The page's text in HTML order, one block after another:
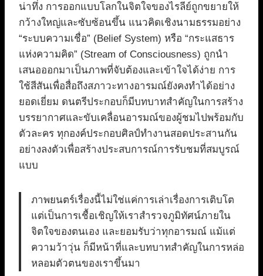
น่าทึ่ง การออกแบบโลกในจิตใจของไรลีย์ถูกขยายให้
กว้างใหญ่และซับซ้อนขึ้น แนวคิดเชิงนามธรรมอย่าง
“ระบบความเชื่อ” (Belief System) หรือ “กระแสธาร
แห่งความคิด” (Stream of Consciousness) ถูกนำ
เสนอออกมาเป็นภาพที่จับต้องและเข้าใจได้ง่าย การ
ใช้สีสันเพื่อสื่อถึงสภาวะทางอารมณ์ยังคงทำได้อย่าง
ยอดเยี่ยม ดนตรีประกอบก็มีบทบาทสำคัญในการสร้าง
บรรยากาศและขับเคลื่อนอารมณ์ของผู้ชมไปพร้อมกับ
ตัวละคร ทุกองค์ประกอบศิลป์ทำงานสอดประสานกัน
อย่างลงตัวเพื่อสร้างประสบการณ์การรับชมที่สมบูรณ์
แบบ
ภาพยนตร์เรื่องนี้ไม่ใช่แค่การเล่าเรื่องการเติบโต
แต่เป็นการเชื้อเชิญให้เราสำรวจภูมิทัศน์ภายใน
จิตใจของตนเอง และยอมรับว่าทุกอารมณ์ แม้แต่
ความว้าวุ่น ก็มีหน้าที่และบทบาทสำคัญในการหล่อ
หลอมตัวตนของเราขึ้นมา